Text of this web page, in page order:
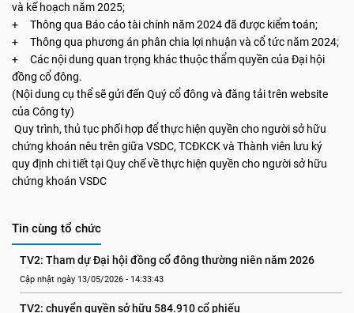
và kế hoạch năm 2025;
+ Thông qua Báo cáo tài chính năm 2024 đã được kiểm toán;
+ Thông qua phương án phân chia lợi nhuận và cổ tức năm 2024;
+ Các nội dung quan trọng khác thuộc thẩm quyền của Đại hội
đồng cổ đông.
(Nội dung cụ thể sẽ gửi đến Quý cổ đông và đăng tải trên website
của Công ty)
Quy trình, thủ tục phối hợp để thực hiện quyền cho người sở hữu
chứng khoán nêu trên giữa VSDC, TCĐKCK và Thành viên lưu ký
quy định chi tiết tại Quy chế về thực hiện quyền cho người sở hữu
chứng khoán VSDC
Tin cùng tổ chức
TV2: Tham dự Đại hội đồng cổ đông thường niên năm 2026
Cập nhật ngày 13/05/2026 - 14:33:43
TV2: chuyển quyền sở hữu 584.910 cổ phiếu